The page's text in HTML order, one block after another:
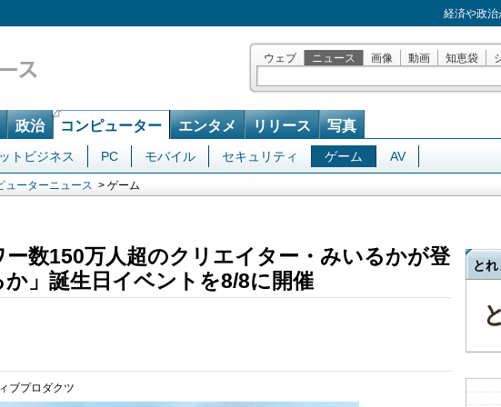
経済や政
ウェブ ニュース 画像 動画 知恵袋
政治 コンピューター エンタメ リリース 写真
トビジネス PC モバイル セキュリティ ゲーム AV
ューターニュース > ゲーム
ー数150万人超のクリエイター・みいるかが登
」誕生日イベントを8/8に開催
ブプロダクツ
とれ